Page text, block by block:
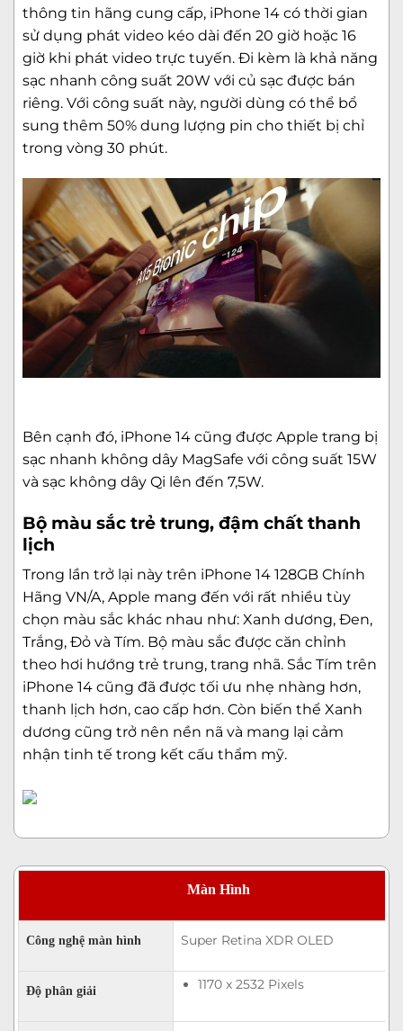
thông tin hãng cung cấp, iPhone 14 có thời gian
sử dụng phát video kéo dài đến 20 giờ hoặc 16
giờ khi phát video trực tuyến. Đi kèm là khả năng
sạc nhanh công suất 20W với củ sạc được bán
riêng. Với công suất này, người dùng có thể bổ
sung thêm 50% dung lượng pin cho thiết bị chỉ
trong vòng 30 phút.
Bên cạnh đó, iPhone 14 cũng được Apple trang bị
sạc nhanh không dây MagSafe với công suất 15W
và sạc không dây Qi lên đến 7,5W.
Bộ màu sắc trẻ trung, đậm chất thanh
lịch
Trong lần trở lại này trên iPhone 14 128GB Chính
Hãng VN/A, Apple mang đến với rất nhiều tùy
chọn màu sắc khác nhau như: Xanh dương, Đen,
Trắng, Đỏ và Tím. Bộ màu sắc được căn chỉnh
theo hơi hướng trẻ trung, trang nhã. Sắc Tím trên
iPhone 14 cũng đã được tối ưu nhẹ nhàng hơn,
thanh lịch hơn, cao cấp hơn. Còn biến thể Xanh
dương cũng trở nên nền nã và mang lại cảm
nhận tinh tế trong kết cấu thẩm mỹ.
Màn Hình
Công nghệ màn hình Super Retina XDR OLED
Độ phân giải 1170 x 2532 Pixels